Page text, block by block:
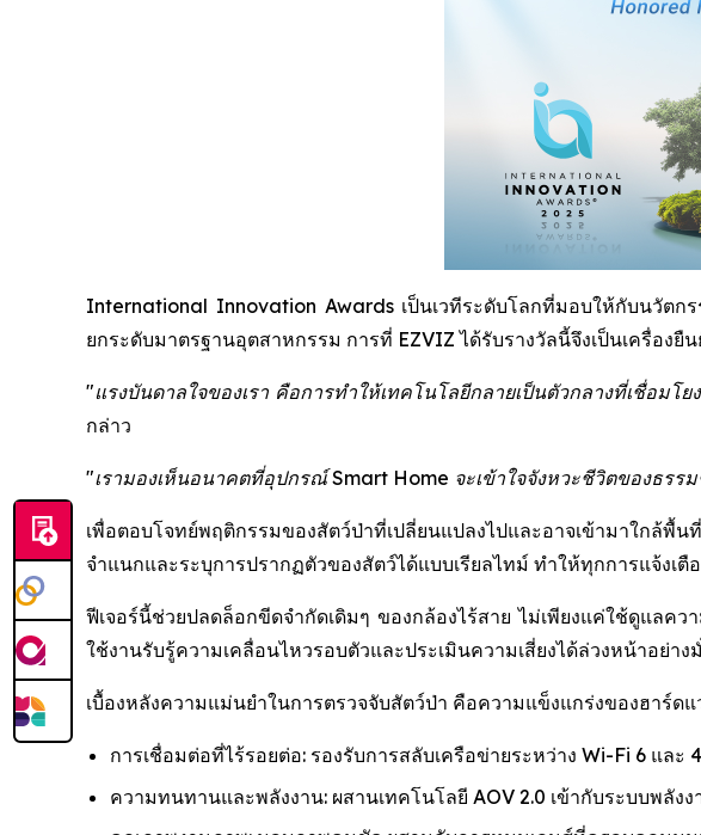
International Innovation Awards เป็นเวทีระดับโลกที่มอบให้กับนวัตก
ยกระดับมาตรฐานอุตสาหกรรม การที่ EZVIZ ได้รับรางวัลนี้จึงเป็นเครื่อ
"แรงบันดาลใจของเรา คือการทำให้เทคโนโลยีกลายเป็นตัวกลางที่เชื่อมโ
กล่าว
"เรามองเห็นอนาคตที่อุปกรณ์ Smart Home จะเข้าใจจังหวะชีวิตของธร
เพื่อตอบโจทย์พฤติกรรมของสัตว์ป่าที่เปลี่ยนแปลงไปและอาจเข้ามาใก
จำแนกและระบุการปรากฏตัวของสัตว์ได้แบบเรียลไทม์ ทำให้ทุกการแจ้ง
ฟีเจอร์นี้ช่วยปลดล็อกขีดจำกัดเดิมๆ ของกล้องไร้สาย ไม่เพียงแค่ใช้ดูแล
ใช้งานรับรู้ความเคลื่อนไหวรอบตัวและประเมินความเสี่ยงได้ล่วงหน้าอย่าง
เบื้องหลังความแม่นยำในการตรวจจับสัตว์ป่า คือความแข็งแกร่งของฮาร์ด
การเชื่อมต่อที่ไร้รอยต่อ: รองรับการสลับเครือข่ายระหว่าง Wi-Fi 6 แ
ความทนทานและพลังงาน: ผสานเทคโนโลยี AOV 2.0 เข้ากับระบบพลั